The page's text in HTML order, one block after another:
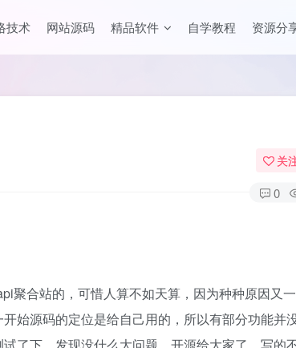
技术 网站源码 精品软件 自学教程 资源分
关
0
聚合站的，可惜人算不如天算，因为种种原因又
始源码的定位是给自己用的，所以有部分功能并